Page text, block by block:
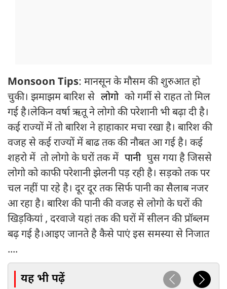
Monsoon Tips: मानसून के मौसम की शुरुआत हो
चुकी। झमाझम बारिश से लोगो को गर्मी से राहत तो मिल
गई है।लेकिन वर्षा ऋतू ने लोगो की परेशानी भी बढ़ा दी है।
कई राज्यों में तो बारिश ने हाहाकार मचा रखा है। बारिश की
वजह से कई राज्यों में बाढ तक की नौबत आ गई है। कई
शहरो में तो लोगो के घरों तक में पानी घुस गया है जिससे
लोगो को काफी परेशानी झेलनी पड़ रही है। सड़को तक पर
चल नहीं पा रहे है। दूर दूर तक सिर्फ पानी का सैलाब नजर
आ रहा है। बारिश की पानी की वजह से लोगो के घरों की
खिड़कियां , दरवाजे यहां तक की घरों में सीलन की प्रॉब्लम
बढ़ गई है।आइए जानते है कैसे पाएं इस समस्या से निजात
....
यह भी पढ़ें